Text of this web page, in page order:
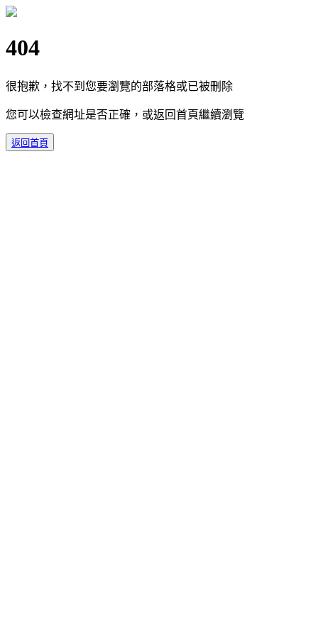
404
很抱歉，找不到您要瀏覽的部落格或已被刪除
您可以檢查網址是否正確，或返回首頁繼續瀏覽
返回首頁